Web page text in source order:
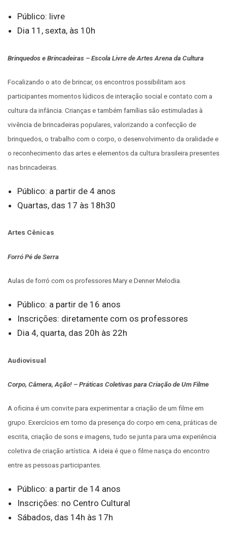
Público: livre
Dia 11, sexta, às 10h
Brinquedos e Brincadeiras – Escola Livre de Artes Arena da Cultura
Focalizando o ato de brincar, os encontros possibilitam aos
participantes momentos lúdicos de interação social e contato com a
cultura da infância. Crianças e também famílias são estimuladas à
vivência de brincadeiras populares, valorizando a confecção de
brinquedos, o trabalho com o corpo, o desenvolvimento da oralidade e
o reconhecimento das artes e elementos da cultura brasileira presentes
nas brincadeiras.
Público: a partir de 4 anos
Quartas, das 17 às 18h30
Artes Cênicas
Forró Pé de Serra
Aulas de forró com os professores Mary e Denner Melodia.
Público: a partir de 16 anos
Inscrições: diretamente com os professores
Dia 4, quarta, das 20h às 22h
Audiovisual
Corpo, Câmera, Ação! – Práticas Coletivas para Criação de Um Filme
A oficina é um convite para experimentar a criação de um filme em
grupo. Exercícios em torno da presença do corpo em cena, práticas de
escrita, criação de sons e imagens, tudo se junta para uma experiência
coletiva de criação artística. A ideia é que o filme nasça do encontro
entre as pessoas participantes.
Público: a partir de 14 anos
Inscrições: no Centro Cultural
Sábados, das 14h às 17h